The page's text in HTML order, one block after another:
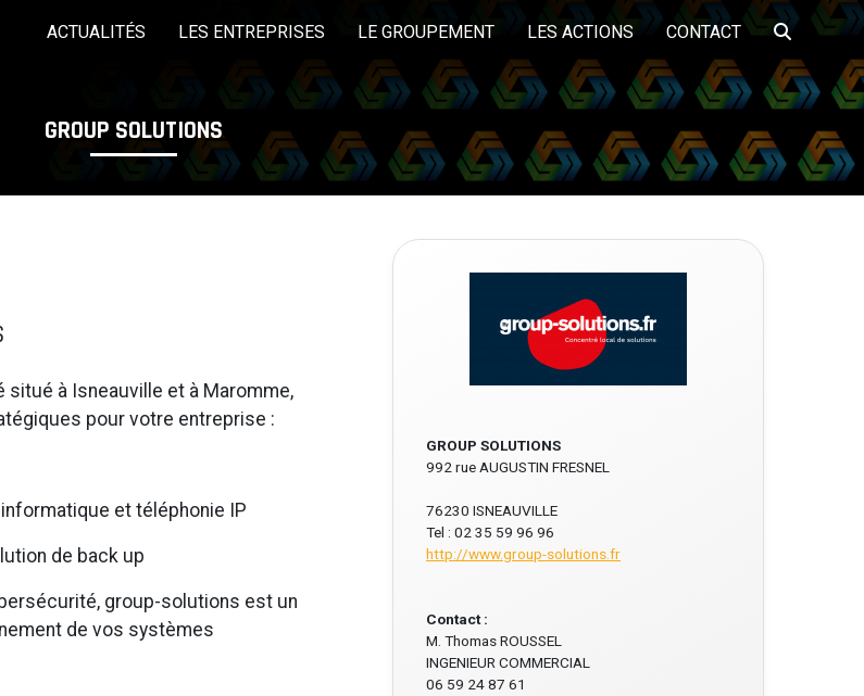
ACTUALITÉS LES ENTREPRISES
Pôle Produits finis
Pôle services aux
Pôle Travaux publics Pôle bâtiment
LE GROUPEMENT
EDITO A PROPOS PARTENAIRES
LES ACTIONS
LES COMMISSIONS LES ÉVÈNEMENTS LES FORMATIONS
LA PLATEFORME
EMPLOI DME
CONTACT
GROUP SOLUTIONS
à Isneauville et à Maromme,
pour votre entreprise :
et téléphonie IP
de back up
group-solutions est un
de vos systèmes
GROUP SOLUTIONS
992 rue AUGUSTIN FRESNEL
76230 ISNEAUVILLE
Tel : 02 35 59 96 96
http://www.group-solutions.fr
Contact :
M. Thomas ROUSSEL
INGENIEUR COMMERCIAL
06 59 24 87 61